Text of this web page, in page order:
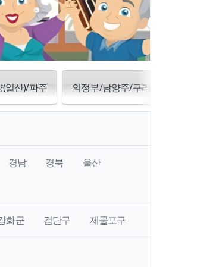
일산)/파주 의정부/남양주/구리/양주/동두천/포
경남 경북
울산
화군 검단구 제물포구